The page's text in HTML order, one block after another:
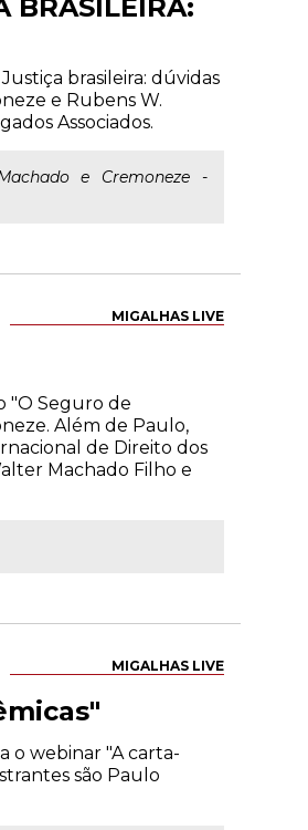
BRASILEIRA:
brasileira: dúvidas
e Rubens W.
Associados.
e Cremoneze -
MIGALHAS LIVE
"O Seguro de
Além de Paulo,
de Direito dos
Machado Filho e
MIGALHAS LIVE
o webinar "A carta-
são Paulo